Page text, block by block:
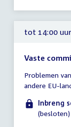
tot 14:00 uur
Vaste
vergadering
tot
14:00
uur
Problemen
andere EU-
Inbreng
(besloten)